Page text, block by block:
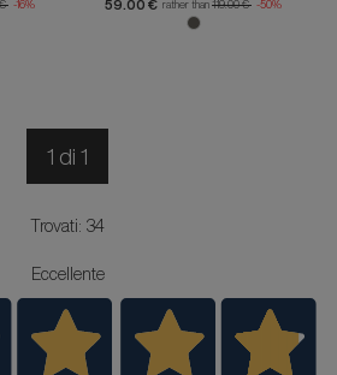
€ -16% 59.00 € rather than 119.00 € -50%
1 di 1
Trovati: 34
Eccellente